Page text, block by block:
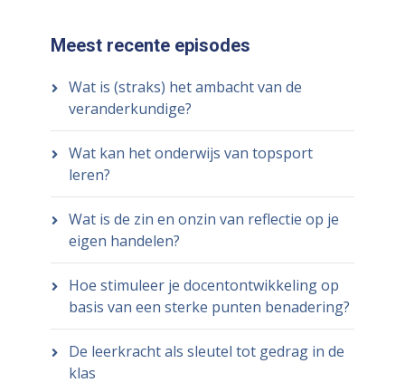
Meest recente episodes
Wat is (straks) het ambacht van de
veranderkundige?
Wat kan het onderwijs van topsport
leren?
Wat is de zin en onzin van reflectie op je
eigen handelen?
Hoe stimuleer je docentontwikkeling op
basis van een sterke punten benadering?
De leerkracht als sleutel tot gedrag in de
klas